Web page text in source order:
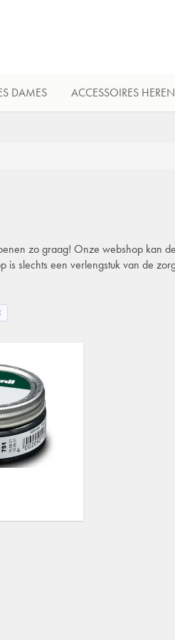
DAMES ACCESSOIRES HEREN
zo graag! Onze webshop kan
slechts een verlengstuk van de